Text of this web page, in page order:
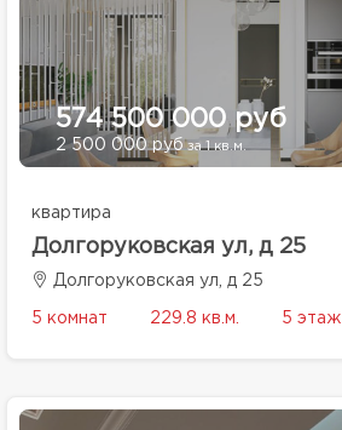
574 500 000 руб
2 500 000 рубза 1 кв.м.
квартира
Долгоруковская ул, д 25
Долгоруковская ул, д 25
5 комнат 229.8 кв.м. 5 этаж